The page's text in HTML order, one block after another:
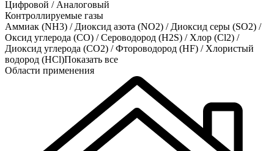
Цифровой / Аналоговый
Контроллируемые газы
Аммиак (NH3) / Диоксид азота (NO2) / Диоксид серы (SO2) /
Оксид углерода (CO) /Сероводород (H2S) / Хлор (Cl2) /
Диоксид углерода (CO2) /Фтороводород (HF) / Хлористый
водород (HCl)Показать все
Области применения